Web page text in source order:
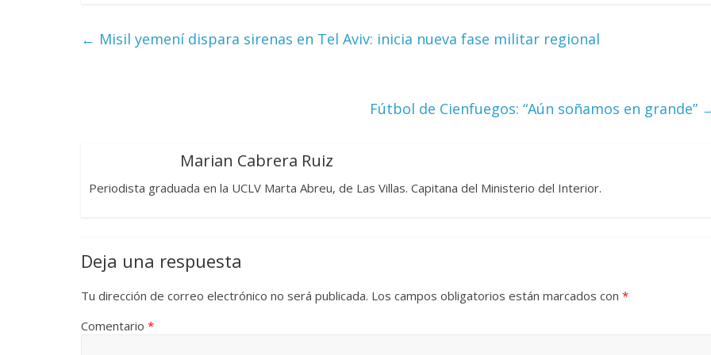
← Misil yemení dispara sirenas en Tel Aviv: inicia nueva fase militar regional
Fútbol de Cienfuegos: “Aún soñamos en grande”
Marian Cabrera Ruiz
Periodista graduada en la UCLV Marta Abreu, de Las Villas. Capitana del Ministerio del Interior.
Deja una respuesta
Tu dirección de correo electrónico no será publicada. Los campos obligatorios están marcados con *
Comentario *